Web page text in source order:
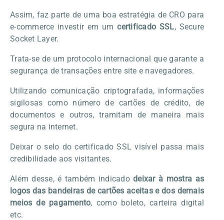
Assim, faz parte de uma boa estratégia de CRO para
e-commerce investir em umcertificado SSL, Secure
Socket Layer.
Trata-se de um protocolo internacional que garante a
segurança de transações entre site e navegadores.
Utilizando comunicação criptografada, informações
sigilosas como número de cartões de crédito, de
documentos e outros, tramitam de maneira mais
segura na internet.
Deixar o selo do certificado SSL visível passa mais
credibilidade aos visitantes.
Além desse, é também indicadodeixar à mostra as
logos das bandeiras de cartões aceitas e dos demais
meios de pagamento, como boleto, carteira digital
etc.